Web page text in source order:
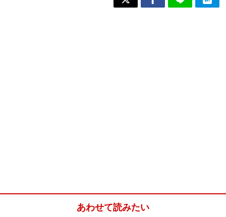
あわせて読みたい